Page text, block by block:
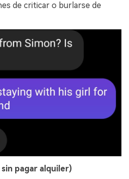
de criticar o burlarse de
pagar alquiler)